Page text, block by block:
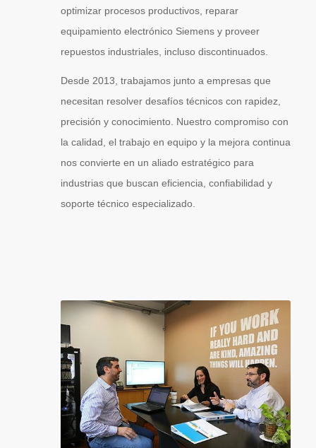
optimizar procesos productivos, reparar
equipamiento electrónico Siemens y proveer
repuestos industriales, incluso discontinuados.
Desde 2013, trabajamos junto a empresas que
necesitan resolver desafíos técnicos con rapidez,
precisión y conocimiento. Nuestro compromiso con
la calidad, el trabajo en equipo y la mejora continua
nos convierte en un aliado estratégico para
industrias que buscan eficiencia, confiabilidad y
soporte técnico especializado.